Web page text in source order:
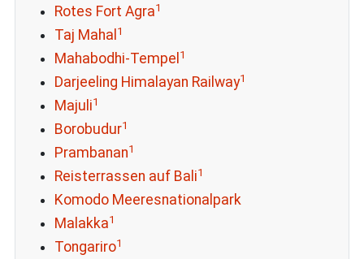
Rotes Fort Agra1
Taj Mahal 1
Mahabodhi-Tempel 1
Darjeeling Himalayan Railway1
Majuli1
Borobudur1
Prambanan1
Reisterrassen auf Bali1
Komodo Meeresnationalpark
Malakka1
Tongariro1